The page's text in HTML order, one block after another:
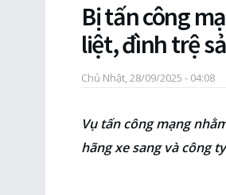
Bị tấn công
liệt, đình trệ
Chủ Nhật, 28/09/2025 - 04:08
Vụ tấn công mạng
hãng xe sang và công